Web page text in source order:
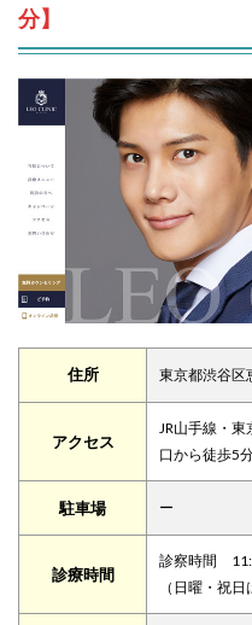
分】
住所 東京都渋谷区
アクセス
JR山手線・
口から徒歩5
駐車場 ー
診療時間
診察時間
（日曜・祝日